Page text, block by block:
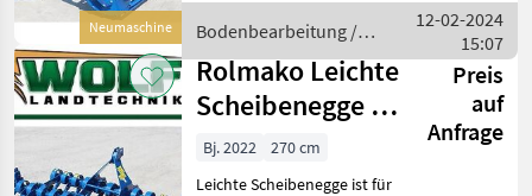
Neumaschine
150 ha bei Maschinen in der
Arbeitsbre
Bodenbearbeitung /
Rolmako
12-02-2024
15:07
Rolmako Leichte
Scheibenegge U
622 Ø 510mm |
2,70m | 3,0
Preis
auf
Anfrage
Bj. 2022
270 cm
Leichte Scheibenegge ist für